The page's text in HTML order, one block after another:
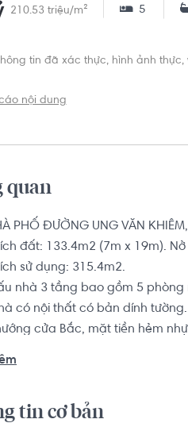
210.53 triệu/m² 5
tin đã xác thực, hình ảnh
nội dung
quan
PHỐ ĐƯỜNG UNG VĂN
đất: 133.4m2 (7m x 19m).
sử dụng: 315.4m2.
nhà 3 tầng bao gồm 5 phòng
có nội thất có bản dính tường.
cửa Bắc, mặt tiền hẻm
phố đường Ung Văn Khiêm,
tin cơ bản